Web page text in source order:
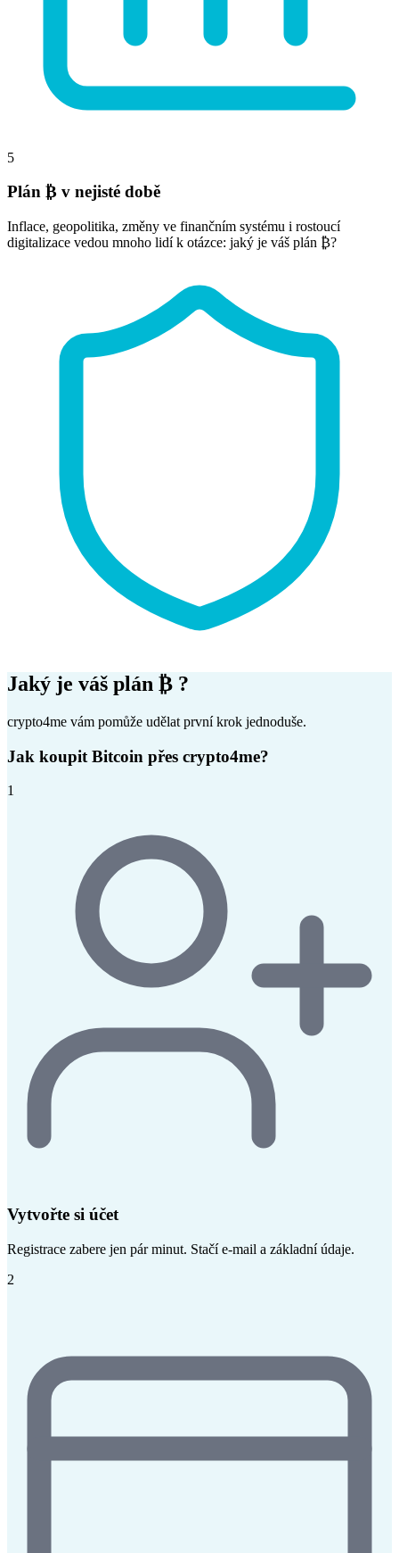
5
Plán ₿ v nejisté době
Inflace, geopolitika, změny ve finančním systému i rostoucí
digitalizace vedou mnoho lidí k otázce: jaký je váš plán ₿?
Jaký je váš plán ₿ ?
crypto4me vám pomůže udělat první krok jednoduše.
Jak koupit Bitcoin přes crypto4me?
1
Vytvořte si účet
Registrace zabere jen pár minut. Stačí e-mail a základní údaje.
2